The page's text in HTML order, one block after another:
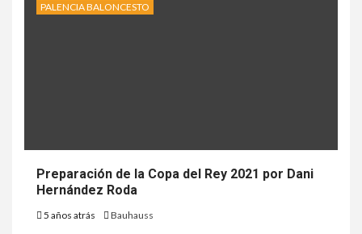
PALENCIA BALONCESTO
Preparación de la Copa del Rey 2021 por Dani
Hernández Roda
5 años atrás Bauhauss